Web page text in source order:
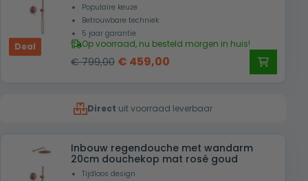
Populaire keuze
Betrouwbare techniek
5 jaar garantie
Op voorraad, nu besteld morgen in huis!
€799,00 Oorspronkelijke
€ 799,00.
€ 459,00
€ 459,00.
Deal
Direct uit voorraad leverbaar
Inbouw regendouche met wandarm
20cm douchekop mat rosé goud
Tijdloos design